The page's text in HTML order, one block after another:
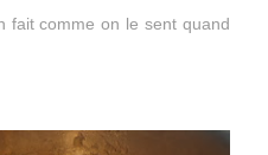
fait comme on le sent quand